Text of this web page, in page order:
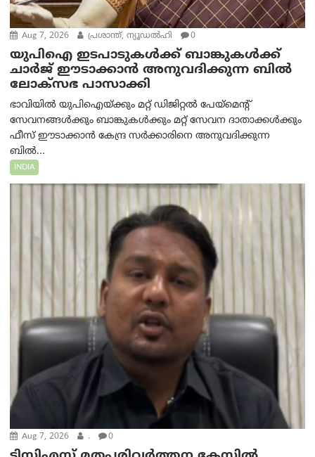
Aug 7, 2026 പ്രശാന്ത്, ന്യൂഡല്‍ഹി 0
യുപിഐ ഇടപാടുകൾക്ക് ബാങ്കുകൾക്ക്
ചാർജ് ഈടാക്കാൻ അനുവദിക്കുന്ന ബിൽ
ലോക്‌സഭ പാസാക്കി
ഭാവിയിൽ യുപിഐയ്ക്കും മറ്റ് ഡിജിറ്റൽ പേയ്‌മെന്റ്
സേവനങ്ങൾക്കും ബാങ്കുകൾക്കും മറ്റ് സേവന ദാതാക്കൾക്കും
ഫീസ് ഈടാക്കാൻ കേന്ദ്ര സർക്കാരിനെ അനുവദിക്കുന്ന
ബിൽ...
INDIA
Aug 7, 2026 . 0